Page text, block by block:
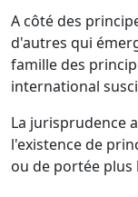
A côté des
d'autres qui
famille des
international
La jurisprudence
l'existence de
ou de portée plus